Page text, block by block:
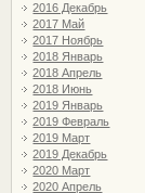
2016 Декабрь
2017 Май
2017 Ноябрь
2018 Январь
2018 Апрель
2018 Июнь
2019 Январь
2019 Февраль
2019 Март
2019 Декабрь
2020 Март
2020 Апрель